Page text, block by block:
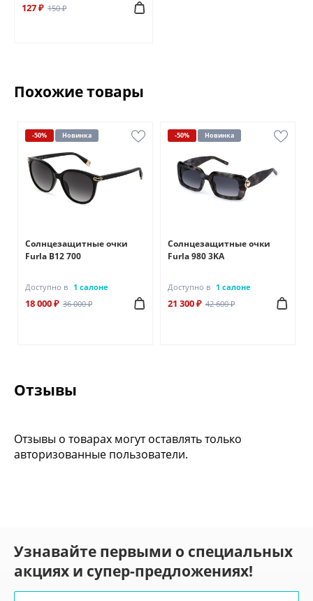
127 ₽ 150 ₽
Похожие товары
-50% Новинка
Солнцезащитные очки
Furla B12 700
Доступно в 1 салоне
18 000 ₽ 36 000 ₽
-50% Новинка
Солнцезащитные очки
Furla 980 3KA
Доступно в 1 салоне
21 300 ₽ 42 600 ₽
Отзывы
Отзывы о товарах могут оставлять только
авторизованные пользователи.
Узнавайте первыми о специальных
акциях и супер-предложениях!